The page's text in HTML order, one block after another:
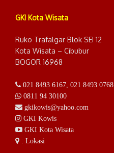
GKI Kota Wisata
Ruko Trafalgar Blok SEI 12
Kota Wisata – Cibubur
BOGOR 16968
021 8493 6167 021 8493 0768
0811 94 30100
gkikowis@yahoo.com
GKI Kowis
GKI Kota Wisata
: Lokasi